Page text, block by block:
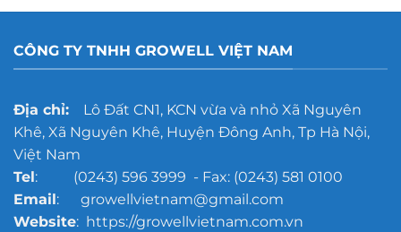
CÔNG TY TNHH GROWELL VIỆT NAM
Địa chỉ:Lô Đất CN1, KCN vừa và nhỏ Xã Nguyên
Khê, Xã Nguyên Khê, Huyện Đông Anh, Tp Hà Nội,
Việt Nam
Tel: (0243) 596 3999 - Fax: (0243) 581 0100
Email: growellvietnam@gmail.com
Website: https://growellvietnam.com.vn